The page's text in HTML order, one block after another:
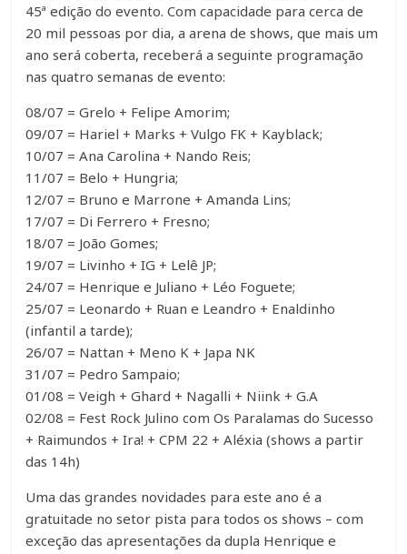
45ª edição do evento. Com capacidade para cerca de
20 mil pessoas por dia, a arena de shows, que mais um
ano será coberta, receberá a seguinte programação
nas quatro semanas de evento:
08/07 = Grelo + Felipe Amorim;
09/07 = Hariel + Marks + Vulgo FK + Kayblack;
10/07 = Ana Carolina + Nando Reis;
11/07 = Belo + Hungria;
12/07 = Bruno e Marrone + Amanda Lins;
17/07 = Di Ferrero + Fresno;
18/07 = João Gomes;
19/07 = Livinho + IG + Lelê JP;
24/07 = Henrique e Juliano + Léo Foguete;
25/07 = Leonardo + Ruan e Leandro + Enaldinho
(infantil a tarde);
26/07 = Nattan + Meno K + Japa NK
31/07 = Pedro Sampaio;
01/08 = Veigh + Ghard + Nagalli + Niink + G.A
02/08 = Fest Rock Julino com Os Paralamas do Sucesso
+ Raimundos + Ira! + CPM 22 + Aléxia (shows a partir
das 14h)
Uma das grandes novidades para este ano é a
gratuitade no setor pista para todos os shows – com
exceção das apresentações da dupla Henrique e